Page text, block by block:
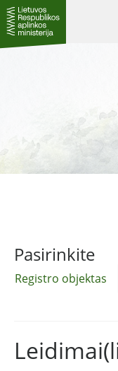
Pasirinkite
Registro objektas